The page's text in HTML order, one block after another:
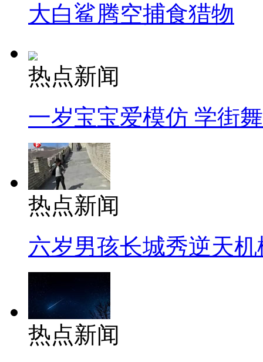
大白鲨腾空捕食猎物
热点新闻
一岁宝宝爱模仿 学街
热点新闻
六岁男孩长城秀逆天机
热点新闻